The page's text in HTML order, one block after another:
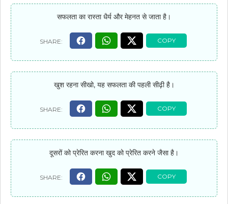
सफलता का रास्ता धैर्य और मेहनत से जाता है।
खुश रहना सीखो, यह सफलता की पहली सीढ़ी है।
दूसरों को प्रेरित करना खुद को प्रेरित करने जैसा है।